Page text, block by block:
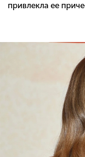
привлекла ее